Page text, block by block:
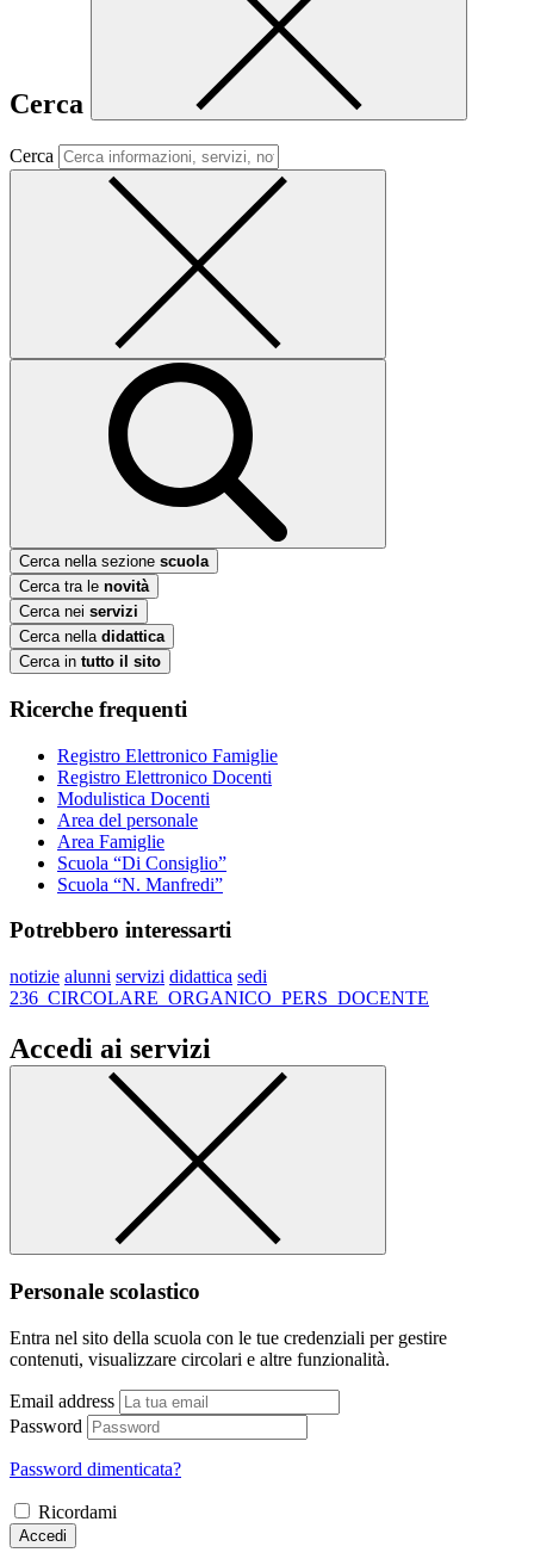
Cerca
Cerca
Cerca nella sezione scuola
Cerca tra le novità
Cerca nei servizi
Cerca nella didattica
Cerca in tutto il sito
Ricerche frequenti
Registro Elettronico Famiglie
Registro Elettronico Docenti
Modulistica Docenti
Area del personale
Area Famiglie
Scuola “Di Consiglio”
Scuola “N. Manfredi”
Potrebbero interessarti
notizie alunni servizi didattica sedi
236_CIRCOLARE_ORGANICO_PERS_DOCENTE
Accedi ai servizi
Personale scolastico
Entra nel sito della scuola con le tue credenziali per gestire
contenuti, visualizzare circolari e altre funzionalità.
Email address
Password
Password dimenticata?
Ricordami
Accedi